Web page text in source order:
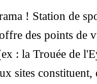
! Station de
des points de
: la Trouée de
sites